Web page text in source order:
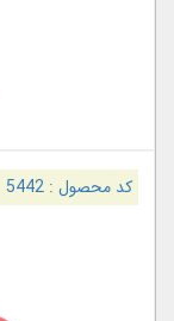
کد محصول :5442